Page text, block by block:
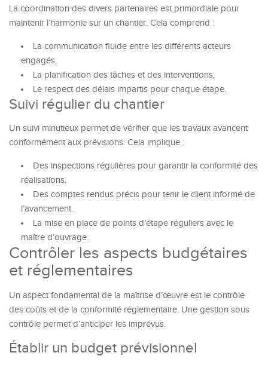
La coordination des divers partenaires est primordiale pour
maintenir l’harmonie sur un chantier. Cela comprend :
La communication fluide entre les différents acteurs
engagés,
La planification des tâches et des interventions,
Le respect des délais impartis pour chaque étape.
Suivi régulier du chantier
Un suivi minutieux permet de vérifier que les travaux avancent
conformément aux prévisions. Cela implique :
Des inspections régulières pour garantir la conformité des
réalisations.
Des comptes rendus précis pour tenir le client informé de
l’avancement.
La mise en place de points d’étape réguliers avec le
maître d’ouvrage.
Contrôler les aspects budgétaires
et réglementaires
Un aspect fondamental de la maîtrise d’œuvre est le contrôle
des coûts et de la conformité réglementaire. Une gestion sous
contrôle permet d’anticiper les imprévus.
Établir un budget prévisionnel